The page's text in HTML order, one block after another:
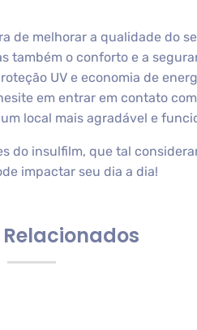
de melhorar a qualidade do
também o conforto e a
UV e economia de
em entrar em contato
local mais agradável e
do insulfilm, que tal
impactar seu dia a dia!